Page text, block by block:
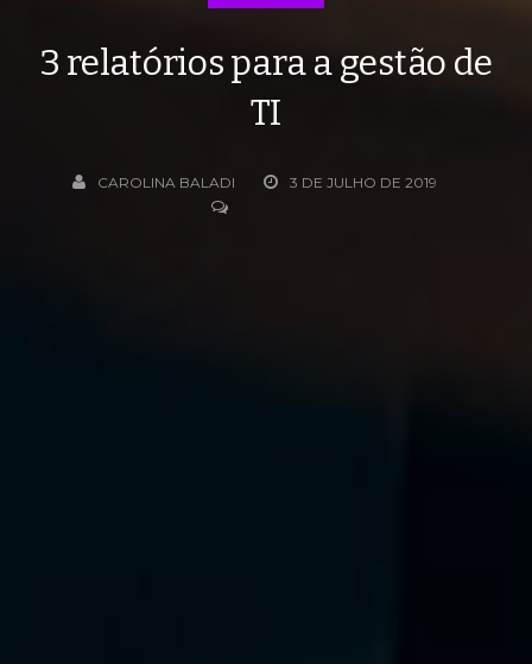
3 relatórios para a gestão de
TI
CAROLINA BALADI 3 DE JULHO DE 2019